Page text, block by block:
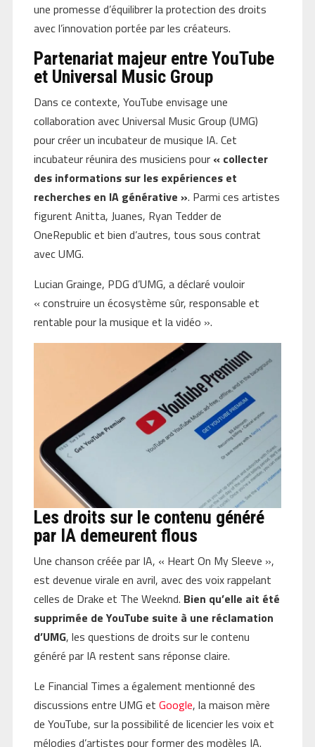
une promesse d’équilibrer la protection des droits
avec l’innovation portée par les créateurs.
Partenariat majeur entre YouTube
et Universal Music Group
Dans ce contexte, YouTube envisage une
collaboration avec Universal Music Group (UMG)
pour créer un incubateur de musique IA. Cet
incubateur réunira des musiciens pour « collecter
des informations sur les expériences et
recherches en IA générative ». Parmi ces artistes
figurent Anitta, Juanes, Ryan Tedder de
OneRepublic et bien d’autres, tous sous contrat
avec UMG.
Lucian Grainge, PDG d’UMG, a déclaré vouloir
« construire un écosystème sûr, responsable et
rentable pour la musique et la vidéo ».
Les droits sur le contenu généré
par IA demeurent flous
Une chanson créée par IA, « Heart On My Sleeve »,
est devenue virale en avril, avec des voix rappelant
celles de Drake et The Weeknd. Bien qu’elle ait été
supprimée de YouTube suite à une réclamation
d’UMG, les questions de droits sur le contenu
généré par IA restent sans réponse claire.
Le Financial Times a également mentionné des
discussions entre UMG et Google, la maison mère
de YouTube, sur la possibilité de licencier les voix et
mélodies d’artistes pour former des modèles IA.